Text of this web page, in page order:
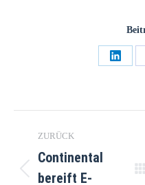
Teilen
ZURÜCK
Vorheriger
Continental
bereift E-